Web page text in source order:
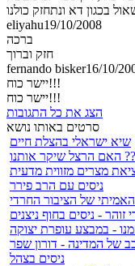
בכגון דא ונתחזק כולנו
eliyahu19/10/2008
ברכה
חזק וברוך
fernando bisker16/10/
יישר כוח!!!
יישר כוח!!!
הצג את כל התגובות
סרטים באותו נושא
שיא ישראלי בהצלת חיים
אותנו ???
ניסים עם הרב פירר
של הציבור החרדי
זוהר - ניסים בחוף ניצנים
- במבצע עופרת יצוקה
של המדינה - דורון שפר
ניסים בצהל